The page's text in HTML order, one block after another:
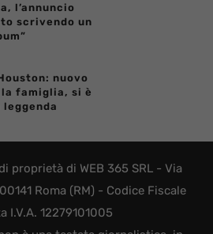
l’annuncio
scrivendo un
nuovo
famiglia, si è
proprietà di WEB 365 SRL - Via
Roma (RM) - Codice Fiscale
I.V.A. 12279101005